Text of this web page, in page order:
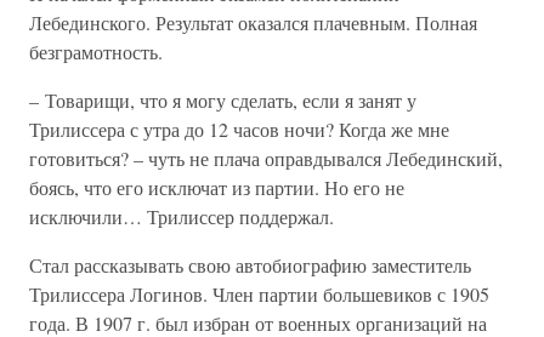
Лебединского. Результат оказался плачевным. Полная
безграмотность.
– Товарищи, что я могу сделать, если я занят у
Трилиссера с утра до 12 часов ночи? Когда же мне
готовиться? – чуть не плача оправдывался Лебединский,
боясь, что его исключат из партии. Но его не
исключили… Трилиссер поддержал.
Стал рассказывать свою автобиографию заместитель
Трилиссера Логинов. Член партии большевиков с 1905
года. В 1907 г. был избран от военных организаций на